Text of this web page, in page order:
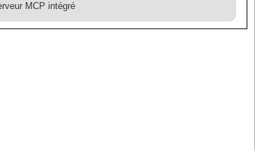
MCP intégré